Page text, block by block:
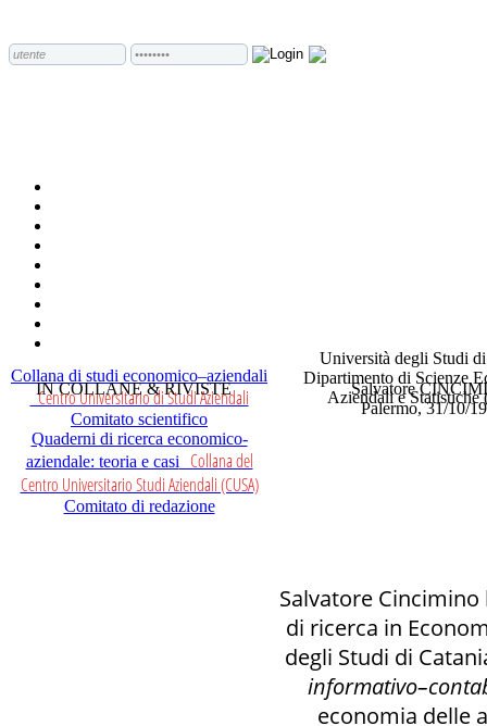
IN COLLANE & RIVISTE
Collana di studi economico–aziendali
Centro Universitario di Studi Aziendali
Comitato scientifico
Quaderni di ricerca economico-
aziendale: teoria e casiCollana del
Centro Universitario Studi Aziendali (CUSA)
Comitato di redazione
Salvatore
Palermo, 31/10/
Università degli Studi
Dipartimento di Scienze
Aziendali e Statistiche
Salvatore
di ricerca in
degli Studi di
economia delle